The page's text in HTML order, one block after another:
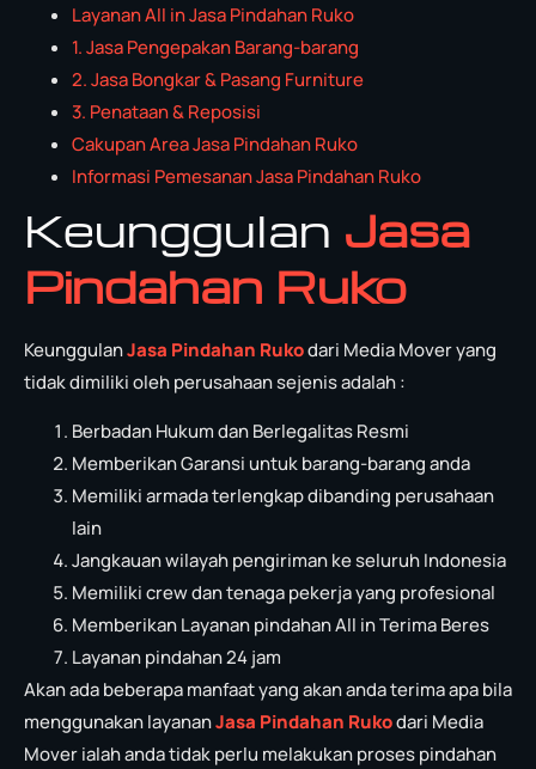
Layanan All in Jasa Pindahan Ruko
1. Jasa Pengepakan Barang-barang
2. Jasa Bongkar & Pasang Furniture
3. Penataan & Reposisi
Cakupan Area Jasa Pindahan Ruko
Informasi Pemesanan Jasa Pindahan Ruko
Keunggulan Jasa
Pindahan Ruko
KeunggulanJasa Pindahan Rukodari Media Mover yang
tidak dimiliki oleh perusahaan sejenis adalah :
Berbadan Hukum dan Berlegalitas Resmi
Memberikan Garansi untuk barang-barang anda
Memiliki armada terlengkap dibanding perusahaan
lain
Jangkauan wilayah pengiriman ke seluruh Indonesia
Memiliki crew dan tenaga pekerja yang profesional
Memberikan Layanan pindahan All in Terima Beres
Layanan pindahan 24 jam
Akan ada beberapa manfaat yang akan anda terima apa bila
menggunakan layananJasa Pindahan Rukodari Media
Mover ialah anda tidak perlu melakukan proses pindahan